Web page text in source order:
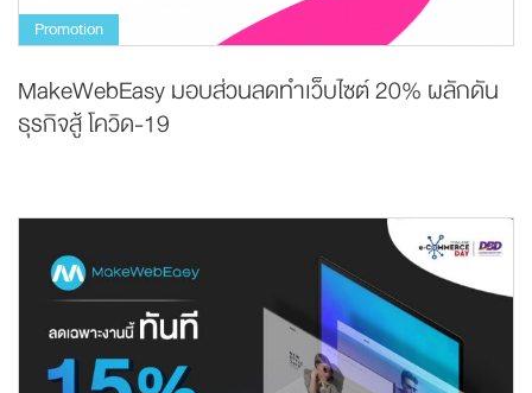
Promotion
MakeWebEasy มอบส่วนลดทำเว็บไซต์ 20% ผลักดัน
ธุรกิจสู้ โควิด-19